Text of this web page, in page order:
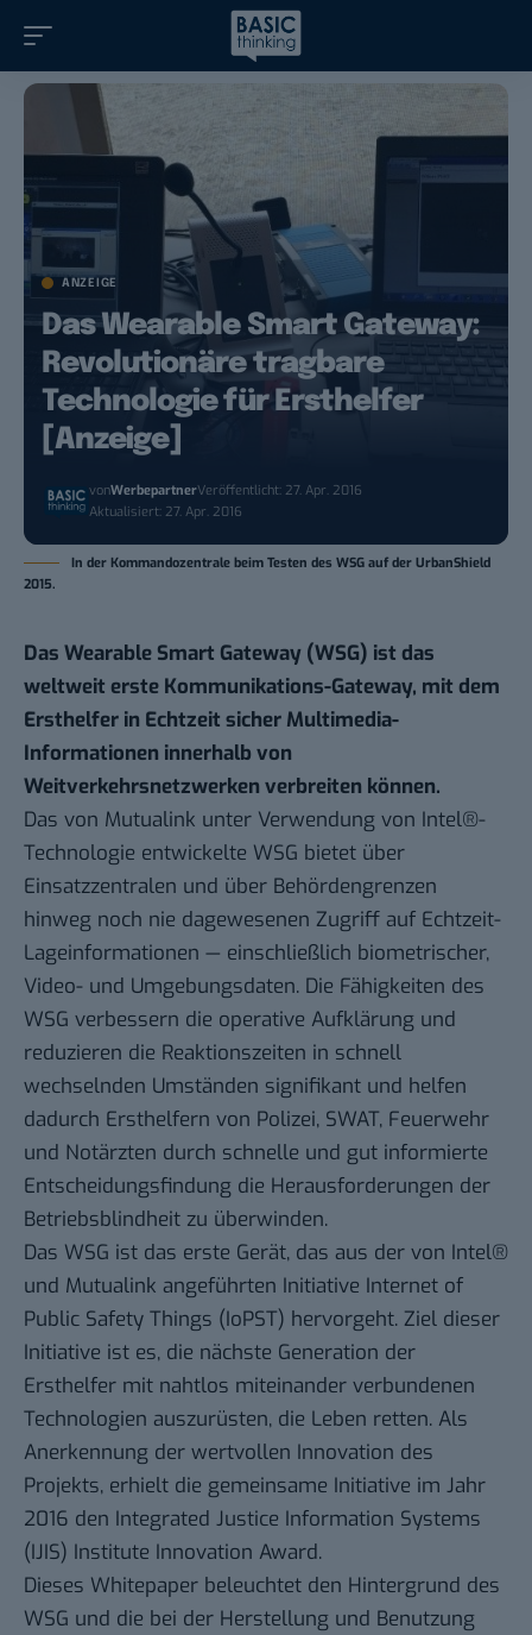
ANZEIGE
Das Wearable Smart Gateway:
Revolutionäre tragbare
Technologie für Ersthelfer
[Anzeige]
vonWerbepartnerVeröffentlicht: 27. Apr. 2016
Aktualisiert: 27. Apr. 2016
In der Kommandozentrale beim Testen des WSG auf der UrbanShield
2015.
Das Wearable Smart Gateway (WSG) ist das
weltweit erste Kommunikations-Gateway, mit dem
Ersthelfer in Echtzeit sicher Multimedia-
Informationen innerhalb von
Weitverkehrsnetzwerken verbreiten können.
Das von Mutualink unter Verwendung von Intel®-
Technologie entwickelte WSG bietet über
Einsatzzentralen und über Behördengrenzen
hinweg noch nie dagewesenen Zugriff auf Echtzeit-
Lageinformationen — einschließlich biometrischer,
Video- und Umgebungsdaten. Die Fähigkeiten des
WSG verbessern die operative Aufklärung und
reduzieren die Reaktionszeiten in schnell
wechselnden Umständen signifikant und helfen
dadurch Ersthelfern von Polizei, SWAT, Feuerwehr
und Notärzten durch schnelle und gut informierte
Entscheidungsfindung die Herausforderungen der
Betriebsblindheit zu überwinden.
Das WSG ist das erste Gerät, das aus der von Intel®
und Mutualink angeführten Initiative Internet of
Public Safety Things (IoPST) hervorgeht. Ziel dieser
Initiative ist es, die nächste Generation der
Ersthelfer mit nahtlos miteinander verbundenen
Technologien auszurüsten, die Leben retten. Als
Anerkennung der wertvollen Innovation des
Projekts, erhielt die gemeinsame Initiative im Jahr
2016 den Integrated Justice Information Systems
(IJIS) Institute Innovation Award.
Dieses Whitepaper beleuchtet den Hintergrund des
WSG und die bei der Herstellung und Benutzung